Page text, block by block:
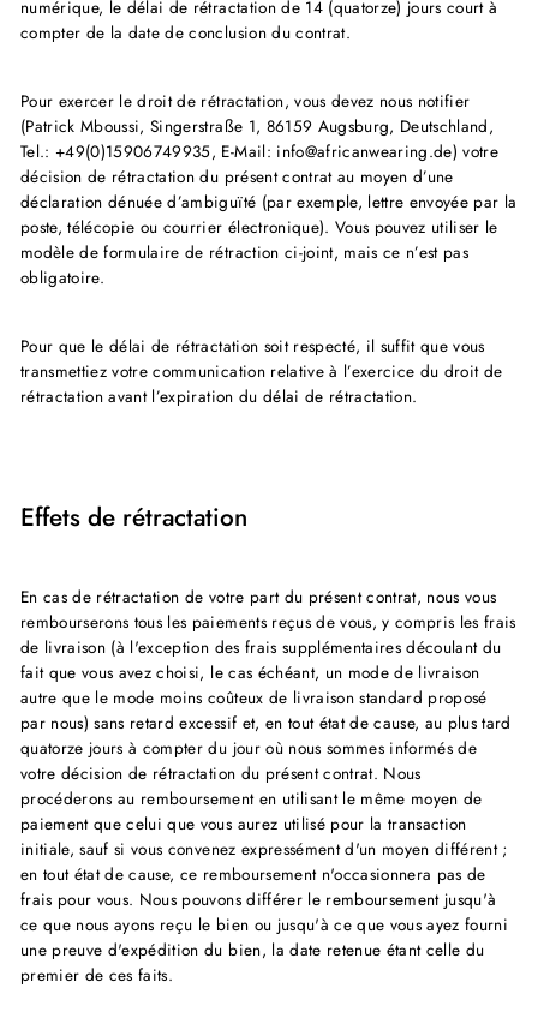
numérique, le délai de rétractation de 14 (quatorze) jours court à
compter de la date de conclusion du contrat.
Pour exercer le droit de rétractation, vous devez nous notifier
(Patrick Mboussi, Singerstraße 1, 86159 Augsburg, Deutschland,
Tel.: +49(0)15906749935, E-Mail: info@africanwearing.de) votre
décision de rétractation du présent contrat au moyen d’une
déclaration dénuée d’ambiguïté (par exemple, lettre envoyée par la
poste, télécopie ou courrier électronique). Vous pouvez utiliser le
modèle de formulaire de rétraction ci-joint, mais ce n’est pas
obligatoire.
Pour que le délai de rétractation soit respecté, il suffit que vous
transmettiez votre communication relative à l’exercice du droit de
rétractation avant l’expiration du délai de rétractation.
Effets de rétractation
En cas de rétractation de votre part du présent contrat, nous vous
rembourserons tous les paiements reçus de vous, y compris les frais
de livraison (à l'exception des frais supplémentaires découlant du
fait que vous avez choisi, le cas échéant, un mode de livraison
autre que le mode moins coûteux de livraison standard proposé
par nous) sans retard excessif et, en tout état de cause, au plus tard
quatorze jours à compter du jour où nous sommes informés de
votre décision de rétractation du présent contrat. Nous
procéderons au remboursement en utilisant le même moyen de
paiement que celui que vous aurez utilisé pour la transaction
initiale, sauf si vous convenez expressément d'un moyen différent ;
en tout état de cause, ce remboursement n'occasionnera pas de
frais pour vous. Nous pouvons différer le remboursement jusqu'à
ce que nous ayons reçu le bien ou jusqu'à ce que vous ayez fourni
une preuve d'expédition du bien, la date retenue étant celle du
premier de ces faits.